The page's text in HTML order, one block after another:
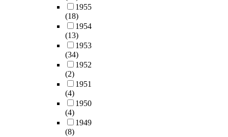
1955
(18)
1954
(13)
1953
(34)
1952
(2)
1951
(4)
1950
(4)
1949
(8)